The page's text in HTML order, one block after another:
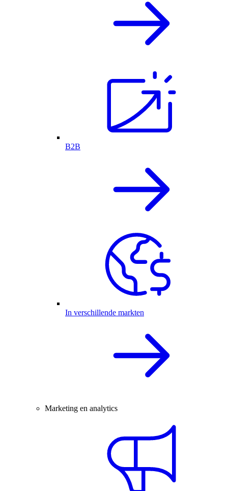
B2B
In verschillende markten
Marketing en analytics